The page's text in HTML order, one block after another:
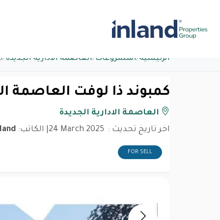
الرئيسية/المشروعات /العاصمة الادارية الجديدة /
كمبوند ذا لوفت العاصمة
العاصمة الادارية الجديدة
اخر تاريخ تحديث :
24 March 2025 | الكاتب:
FOR SELL